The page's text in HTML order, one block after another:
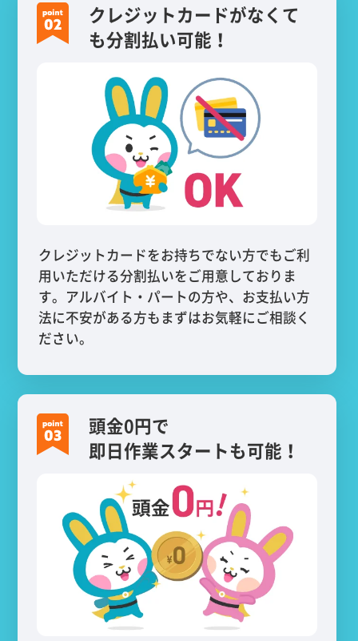
クレジットカードがなくて
も分割払い可能！
クレジットカードをお持ちでない方でもご利
用いただける分割払いをご用意しておりま
す。アルバイト・パートの方や、お支払い方
法に不安がある方もまずはお気軽にご相談く
ださい。
頭金0円で
即日作業スタートも可能！